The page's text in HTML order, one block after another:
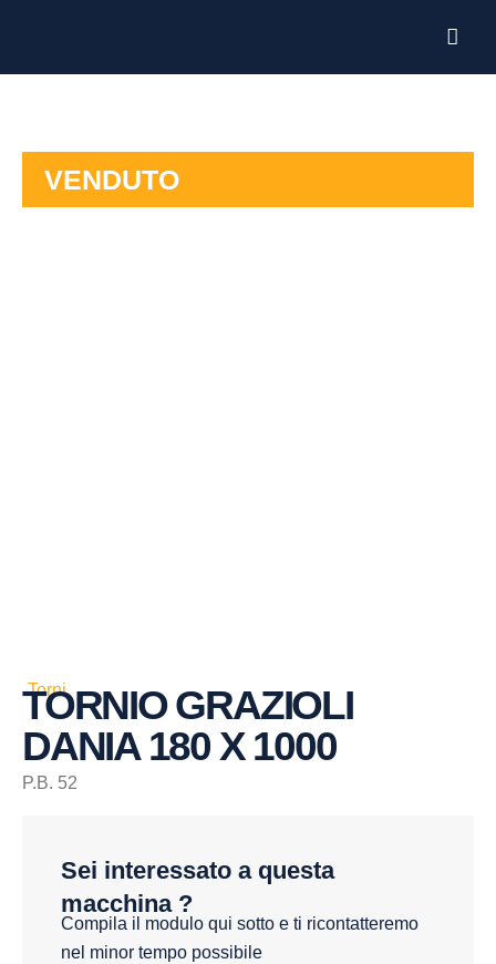
VENDUTO
Torni
TORNIO GRAZIOLI
DANIA 180 X 1000
P.B. 52
Sei interessato a questa
macchina ?
Compila il modulo qui sotto e ti ricontatteremo
nel minor tempo possibile